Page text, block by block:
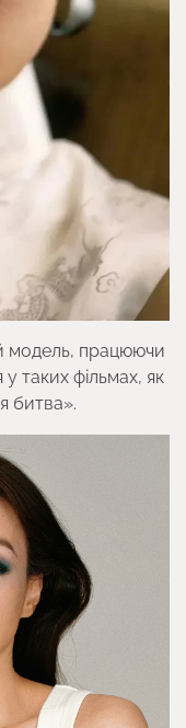
модель, працюючи
у таких фільмах, як
битва».